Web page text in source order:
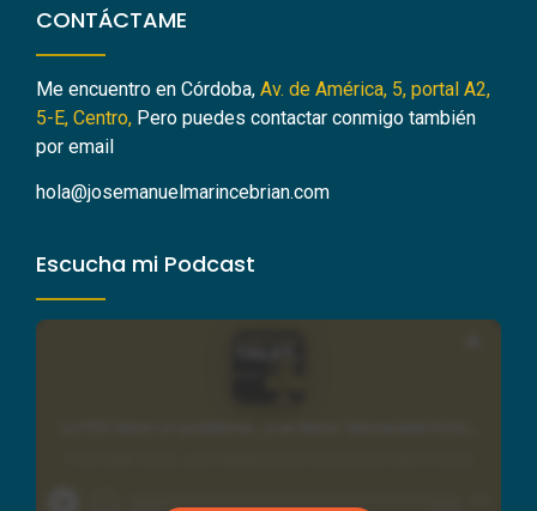
CONTÁCTAME
Me encuentro en Córdoba, Av. de América, 5, portal A2,
5-E, Centro, Pero puedes contactar conmigo también
por email
hola@josemanuelmarincebrian.com
Escucha mi Podcast